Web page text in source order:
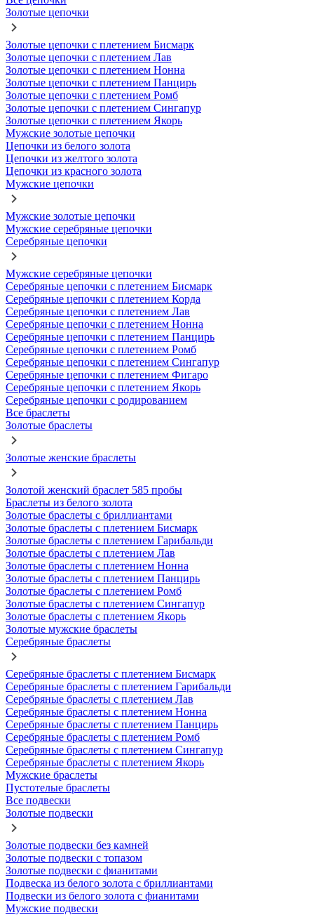
Золотые цепочки
Золотые цепочки с плетением Бисмарк
Золотые цепочки с плетением Лав
Золотые цепочки с плетением Нонна
Золотые цепочки с плетением Панцирь
Золотые цепочки с плетением Ромб
Золотые цепочки с плетением Сингапур
Золотые цепочки с плетением Якорь
Мужские золотые цепочки
Цепочки из белого золота
Цепочки из желтого золота
Цепочки из красного золота
Мужские цепочки
Мужские золотые цепочки
Мужские серебряные цепочки
Серебряные цепочки
Мужские серебряные цепочки
Серебряные цепочки с плетением Бисмарк
Серебряные цепочки с плетением Корда
Серебряные цепочки с плетением Лав
Серебряные цепочки с плетением Нонна
Серебряные цепочки с плетением Панцирь
Серебряные цепочки с плетением Ромб
Серебряные цепочки с плетением Сингапур
Серебряные цепочки с плетением Фигаро
Серебряные цепочки с плетением Якорь
Серебряные цепочки с родированием
Все браслеты
Золотые браслеты
Золотые женские браслеты
Золотой женский браслет 585 пробы
Браслеты из белого золота
Золотые браслеты с бриллиантами
Золотые браслеты с плетением Бисмарк
Золотые браслеты с плетением Гарибальди
Золотые браслеты с плетением Лав
Золотые браслеты с плетением Нонна
Золотые браслеты с плетением Панцирь
Золотые браслеты с плетением Ромб
Золотые браслеты с плетением Сингапур
Золотые браслеты с плетением Якорь
Золотые мужские браслеты
Серебряные браслеты
Серебряные браслеты с плетением Бисмарк
Серебряные браслеты с плетением Гарибальди
Серебряные браслеты с плетением Лав
Серебряные браслеты с плетением Нонна
Серебряные браслеты с плетением Панцирь
Серебряные браслеты с плетением Ромб
Серебряные браслеты с плетением Сингапур
Серебряные браслеты с плетением Якорь
Мужские браслеты
Пустотелые браслеты
Все подвески
Золотые подвески
Золотые подвески без камней
Золотые подвески с топазом
Золотые подвески с фианитами
Подвеска из белого золота с бриллиантами
Подвески из белого золота с фианитами
Мужские подвески